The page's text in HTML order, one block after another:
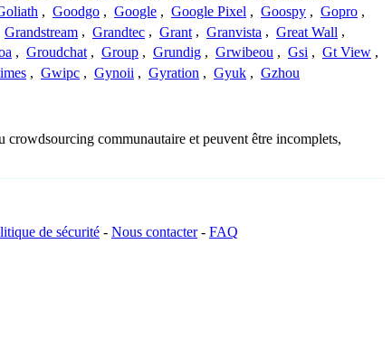
, Goodgo , Google , Google Pixel , Goospy , Gopro ,
Grandstream , Grandtec , Grant , Granvista , Great Wall ,
, Groudchat , Group , Grundig , Grwibeou , Gsi , Gt View ,
, Gwipc , Gynoii , Gyration , Gyuk , Gzhou
communautaire et peuvent être incomplets,
de sécurité - Nous contacter- FAQ